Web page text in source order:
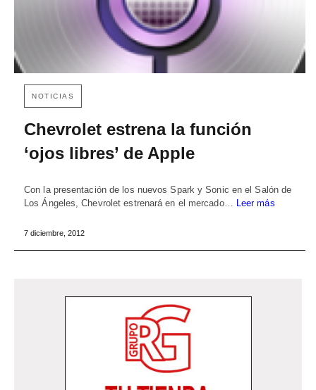
NOTICIAS
Chevrolet estrena la función
‘ojos libres’ de Apple
Con la presentación de los nuevos Spark y Sonic en el Salón de
Los Ángeles, Chevrolet estrenará en el mercado… Leer más
7 diciembre, 2012